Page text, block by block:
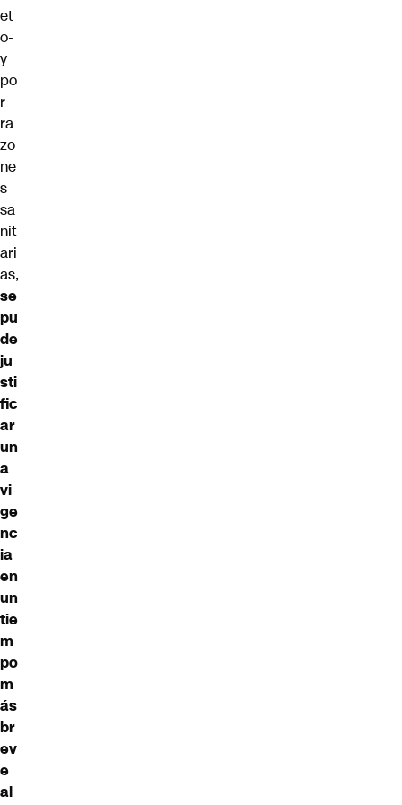
et
o-
y
po
r
ra
zo
ne
s
sa
nit
ari
as,
se
pu
de
ju
sti
fic
ar
un
a
vi
ge
nc
ia
en
un
tie
m
po
m
ás
br
ev
e
al